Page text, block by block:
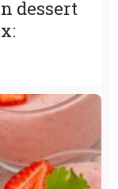
dessert